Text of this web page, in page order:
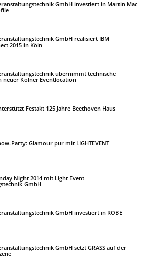
GmbH investiert in Martin Mac
GmbH realisiert IBM
2015 in Köln
übernimmt technische
neuer Kölner Eventlocation
Festakt 125 Jahre Beethoven Haus
Party: Glamour pur mit LIGHTEVENT
Night 2014 mit Light Event
GmbH
GmbH investiert in ROBE
GmbH setzt GRASS auf der